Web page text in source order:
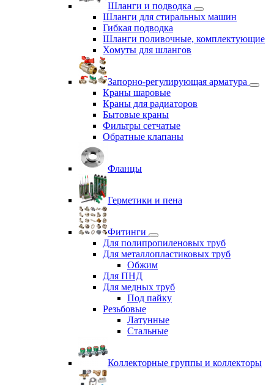
Шланги и подводка
Шланги для стиральных машин
Гибкая подводка
Шланги поливочные, комплектующие
Хомуты для шлангов
Запорно-регулирующая арматура
Краны шаровые
Краны для радиаторов
Бытовые краны
Фильтры сетчатые
Обратные клапаны
Фланцы
Герметики и пена
Фитинги
Для полипропиленовых труб
Для металлопластиковых труб
Обжим
Для ПНД
Для медных труб
Под пайку
Резьбовые
Латунные
Cтальные
Коллекторные группы и коллекторы